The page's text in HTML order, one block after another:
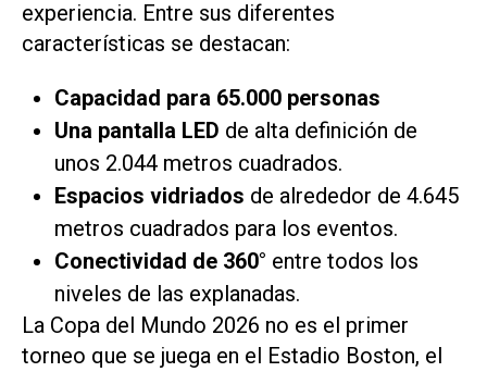
experiencia. Entre sus diferentes
características se destacan:
Capacidad para 65.000 personas
Una pantalla LED de alta definición de
unos 2.044 metros cuadrados.
Espacios vidriados de alrededor de 4.645
metros cuadrados para los eventos.
Conectividad de 360° entre todos los
niveles de las explanadas.
La Copa del Mundo 2026 no es el primer
torneo que se juega en el Estadio Boston, el